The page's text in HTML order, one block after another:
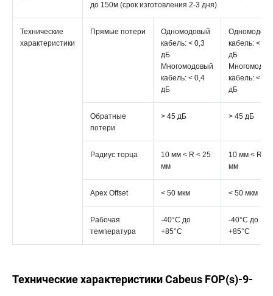
до 150м (срок изготовления 2-3 дня)
Технические
характеристики
Прямые потери
Одномодовый
кабель: < 0,3
дБ
Многомодовый
кабель: < 0,4
дБ
кабель: < 0,3
дБ
кабель: < 0,4
дБ
Обратные
потери
> 45 дБ > 45 дБ
Радиус торца
10 мм < R < 25
мм
10 мм < R <
мм
Apex Offset < 50 мкм < 50 мкм
Рабочая
температура
-40°C дo
+85°C
-40°C дo
+85°C
Технические характеристики Cabeus FOP(s)-9-